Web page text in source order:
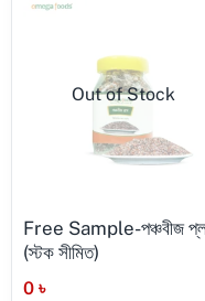
Out of Stock
Free Sample-পঞ্চবীজ
(স্টক সীমিত)
0 ৳